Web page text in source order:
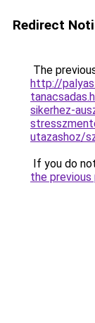
Redirect
The
http://
sikerhez-
utazashoz/
If you do
the previous